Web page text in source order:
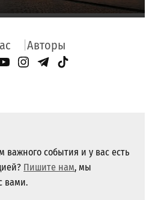
Авторы
Page
YouTube
Instagram
Telegram
TikTok
важного события и у вас есть
Пишите нам, мы
вами.